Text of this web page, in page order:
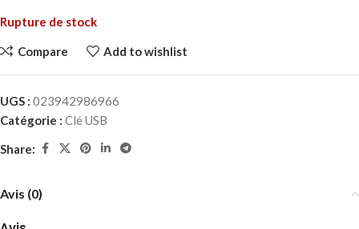
Rupture de stock
Compare Add to wishlist
UGS : 023942986966
Catégorie : Clé USB
Share:
Avis (0)